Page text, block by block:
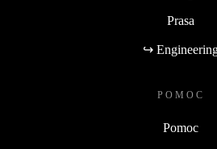
Prasa
↪
POMOC
Pomoc